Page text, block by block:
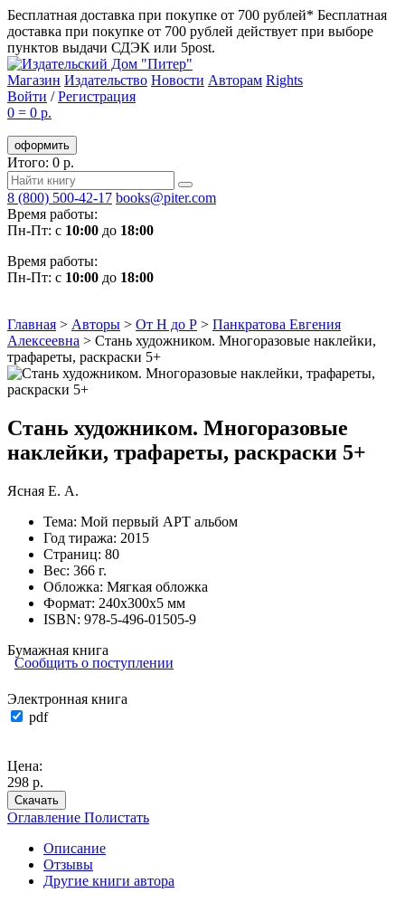
Бесплатная доставка при покупке от 700 рублей* Бесплатная
доставка при покупке от 700 рублей действует при выборе
пунктов выдачи СДЭК или 5post.
Магазин Издательство Новости Авторам Rights
Войти /Регистрация
0 = 0 р.
оформить
Итого: 0 р.
8 (800) 500-42-17 books@piter.com
Время работы:
Пн-Пт: с 10:00 до 18:00
Время работы:
Пн-Пт: с 10:00 до 18:00
Главная > Авторы > От Н до Р > Панкратова Евгения
Алексеевна > Стань художником. Многоразовые наклейки,
трафареты, раскраски 5+
Стань художником. Многоразовые
наклейки, трафареты, раскраски 5+
Ясная Е. А.
Тема: Мой первый АРТ альбом
Год тиража: 2015
Страниц: 80
Вес: 366 г.
Обложка: Мягкая обложка
Формат: 240х300х5 мм
ISBN: 978-5-496-01505-9
Бумажная книга
Сообщить о поступлении
Электронная книга
pdf
Цена:
298 р.
Скачать
Оглавление Полистать
Описание
Отзывы
Другие книги автора